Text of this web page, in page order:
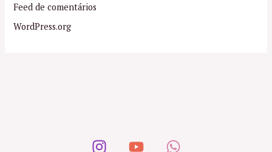
Feed de comentários
WordPress.org